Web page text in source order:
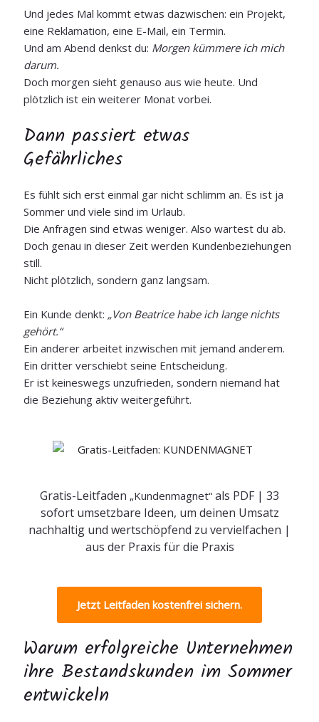
Und jedes Mal kommt etwas dazwischen: ein Projekt,
eine Reklamation, eine E-Mail, ein Termin.
Und am Abend denkst du: Morgen kümmere ich mich
darum.
Doch morgen sieht genauso aus wie heute. Und
plötzlich ist ein weiterer Monat vorbei.
Dann passiert etwas
Gefährliches
Es fühlt sich erst einmal gar nicht schlimm an. Es ist ja
Sommer und viele sind im Urlaub.
Die Anfragen sind etwas weniger. Also wartest du ab.
Doch genau in dieser Zeit werden Kundenbeziehungen
still.
Nicht plötzlich, sondern ganz langsam.
Ein Kunde denkt: „Von Beatrice habe ich lange nichts
gehört.“
Ein anderer arbeitet inzwischen mit jemand anderem.
Ein dritter verschiebt seine Entscheidung.
Er ist keineswegs unzufrieden, sondern niemand hat
die Beziehung aktiv weitergeführt.
Gratis-Leitfaden „Kundenmagnet“ als PDF | 33
sofort umsetzbare Ideen, um deinen Umsatz
nachhaltig und wertschöpfend zu vervielfachen |
aus der Praxis für die Praxis
Jetzt Leitfaden kostenfrei sichern.
Warum erfolgreiche Unternehmen
ihre Bestandskunden im Sommer
entwickeln